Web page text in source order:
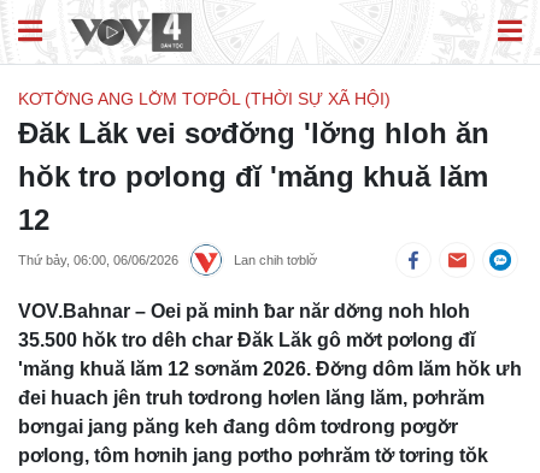
KƠTƠ̆NG ANG LƠ̆M TƠPÔL (THỜI SỰ XÃ HỘI)
Đăk Lăk vei sơđơ̆ng 'lơ̆ng hloh ăn
hŏk tro pơlong đĭ 'măng khuă lăm
12
Thứ bảy, 06:00, 06/06/2026 Lan chih tơblơ̆
VOV.Bahnar – Oei pă minh ƀar năr dơ̆ng noh hloh
35.500 hŏk tro dêh char Đăk Lăk gô mơ̆t pơlong đĭ
'măng khuă lăm 12 sơnăm 2026. Đơ̆ng dôm lăm hŏk ưh
đei huach jên truh tơdrong hơlen lăng lăm, pơhrăm
bơngai jang păng keh đang dôm tơdrong pơgơ̆r
pơlong, tôm hơnih jang pơtho pơhrăm tơ̆ tơring tŏk